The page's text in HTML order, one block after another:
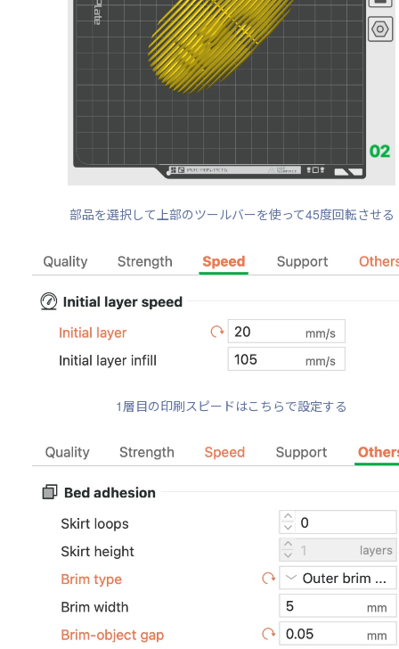
部品を選択して上部のツールバーを使って45度回転させる
1層目の印刷スピードはこちらで設定する